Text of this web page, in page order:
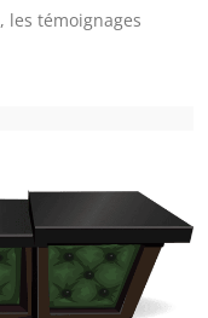
les témoignages